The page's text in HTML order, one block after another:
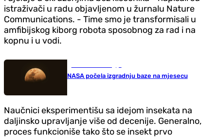
istraživači u radu objavljenom u žurnalu Nature
Communications. - Time smo je transformisali u
amfibijskog kiborg robota sposobnog za rad i na
kopnu i u vodi.
NASA počela izgradnju baze na mjesecu
Naučnici eksperimentišu sa idejom insekata na
daljinsko upravljanje više od decenije. Generalno,
proces funkcioniše tako što se insekt prvo